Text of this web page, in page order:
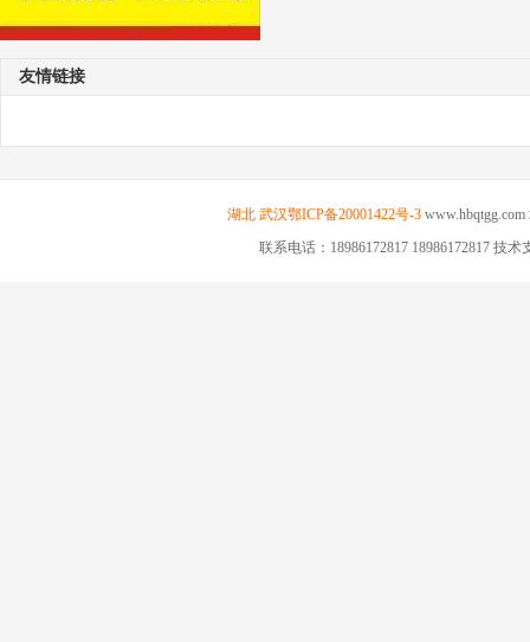
友情链接
湖北 武汉鄂ICP备20001422号-3www.hbqtgg.com
联系电话：18986172817 18986172817 技